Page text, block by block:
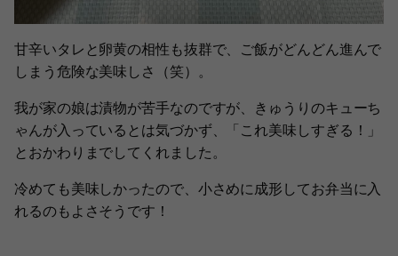
甘辛いタレと卵黄の相性も抜群で、ご飯がどんどん進んで
しまう危険な美味しさ（笑）。
我が家の娘は漬物が苦手なのですが、きゅうりのキューち
ゃんが入っているとは気づかず、「これ美味しすぎる！」
とおかわりまでしてくれました。
冷めても美味しかったので、小さめに成形してお弁当に入
れるのもよさそうです！